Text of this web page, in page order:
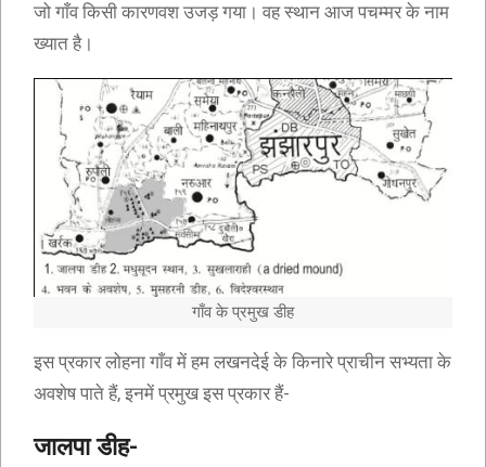
जो गाँव किसी कारणवश उजड़ गया। वह स्थान आज पचम्मर के नाम
ख्यात है।
गाँव के प्रमुख डीह
इस प्रकार लोहना गाँव में हम लखनदेई के किनारे प्राचीन सभ्यता के
अवशेष पाते हैं, इनमें प्रमुख इस प्रकार हैं-
जालपा डीह-